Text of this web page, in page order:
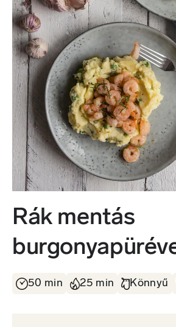
Rák mentás
50 min 25 min Könnyű